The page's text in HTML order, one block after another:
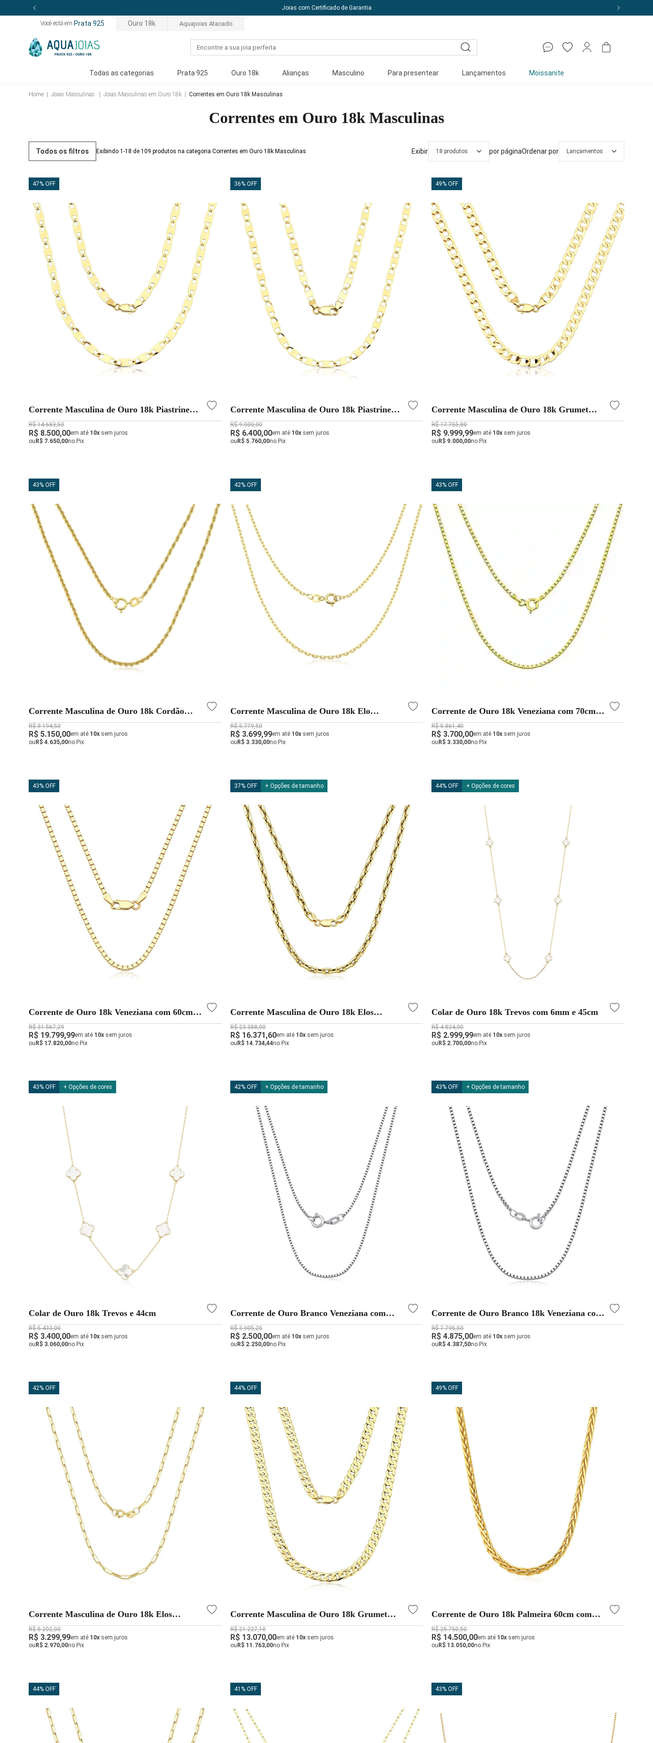
10% off com o cupom: PRIMEIRACOMPRA
Você está em: Prata 925 Ouro 18k Aquajoias Atacado
Todas as categorias Prata 925 Ouro 18k Alianças Masculino Para presentear Lançamentos Moissanite
Home | Joias Masculinas | Joias Masculinas em Ouro 18k | Correntes em Ouro 18k Masculinas
Correntes em Ouro 18k Masculinas
Todos os filtros Exibindo 1-18 de 109 produtos na categoria Correntes em Ouro 18k Masculinas Exibir 18 produtos por páginaOrdenar por Lançamentos
47% OFF
Corrente Masculina de Ouro 18k Piastrine
com 3mm e Espessura Fina
R$ 14.683,50
R$ 8.500,00em até 10x sem juros
ouR$ 7.650,00no Pix
36% OFF
Corrente Masculina de Ouro 18k Piastrine
com 2,5mm e Espessura Fina
R$ 9.000,00
R$ 6.400,00em até 10xsem juros
ouR$ 5.760,00no Pix
49% OFF
Corrente Masculina de Ouro 18k Grumet
com 4mm e Espessura Fina
R$ 17.755,80
R$ 9.999,99em até 10x sem juros
ouR$ 9.000,00no Pix
43% OFF
Corrente Masculina de Ouro 18k Cordão
Baiano com 60cm
R$ 8.194,50
R$ 5.150,00em até 10x sem juros
ou R$ 4.635,00no Pix
42% OFF
Corrente Masculina de Ouro 18k Elo
Cadeado com 60cm e 2,9g
R$ 5.779,50
R$ 3.699,99em até 10xsem juros
ou R$ 3.330,00no Pix
43% OFF
Corrente de Ouro 18k Veneziana com 70cm e
0,7mm
R$ 5.861,40
R$ 3.700,00em até 10x sem juros
ou R$ 3.330,00no Pix
43% OFF
Corrente de Ouro 18k Veneziana com 60cm e
1,2mm
R$ 31.567,29
R$ 19.799,99em até 10x sem juros
ou R$ 17.820,00no Pix
37% OFF + Opções de tamanho
Corrente Masculina de Ouro 18k Elos
Cadeado com 3mm
R$ 23.388,00
R$ 16.371,60em até 10xsem juros
ou R$ 14.734,44no Pix
44% OFF + Opções de cores
Colar de Ouro 18k Trevos com 6mm e 45cm
R$ 4.824,00
R$ 2.999,99em até 10x sem juros
ou R$ 2.700,00no Pix
43% OFF + Opções de cores
Colar de Ouro 18k Trevos e 44cm
R$ 5.433,00
R$ 3.400,00em até 10x sem juros
ou R$ 3.060,00no Pix
42% OFF + Opções de tamanho
Corrente de Ouro Branco Veneziana com
0.5mm
R$ 3.905,25
R$ 2.500,00em até 10xsem juros
ou R$ 2.250,00no Pix
43% OFF + Opções de tamanho
Corrente de Ouro Branco 18k Veneziana com
1mm
R$ 7.795,50
R$ 4.875,00em até 10x sem juros
ou R$ 4.387,50no Pix
42% OFF
Corrente Masculina de Ouro 18k Elos
Alongados e 60cm
R$ 5.202,00
R$ 3.299,99em até 10x sem juros
ou R$ 2.970,00no Pix
44% OFF
Corrente Masculina de Ouro 18k Grumet
com 60cm e 4mm
R$ 21.227,10
R$ 13.070,00em até 10xsem juros
ou R$ 11.763,00no Pix
49% OFF
Corrente de Ouro 18k Palmeira 60cm com
3mm
R$ 25.750,50
R$ 14.500,00em até 10x sem juros
ou R$ 13.050,00no Pix
44% OFF 41% OFF 43% OFF